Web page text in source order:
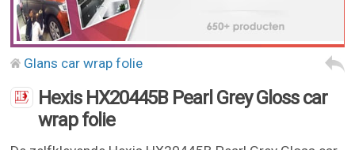
Glans car wrap folie
Hexis HX20445B Pearl Grey Gloss car
wrap folie